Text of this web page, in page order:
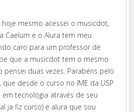
mesmo acessei o musicdot,
Caelum e o Alura tem meu
caro para um professor de
que a musicdot tem o mesmo
duas vezes. Parabéns pelo
que desde o curso no IME da USP
tecnologia através de seu
ja fiz curso) e alura que sou